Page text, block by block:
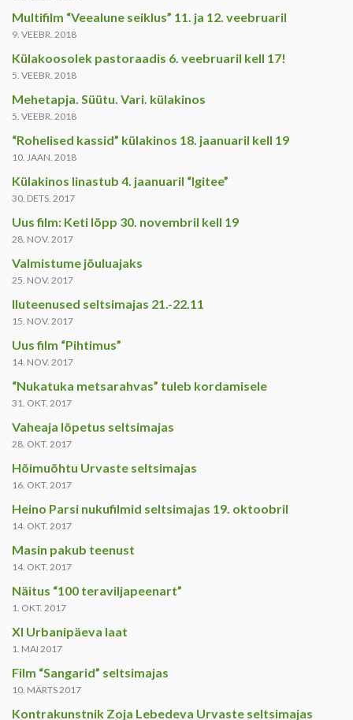
Multifilm “Veealune seiklus” 11. ja 12. veebruaril
9. VEEBR. 2018
Külakoosolek pastoraadis 6. veebruaril kell 17!
5. VEEBR. 2018
Mehetapja. Süütu. Vari. külakinos
5. VEEBR. 2018
“Rohelised kassid” külakinos 18. jaanuaril kell 19
10. JAAN. 2018
Külakinos linastub 4. jaanuaril “Igitee”
30. DETS. 2017
Uus film: Keti lõpp 30. novembril kell 19
28. NOV. 2017
Valmistume jõuluajaks
25. NOV. 2017
Iluteenused seltsimajas 21.-22.11
15. NOV. 2017
Uus film “Pihtimus”
14. NOV. 2017
“Nukatuka metsarahvas” tuleb kordamisele
31. OKT. 2017
Vaheaja lõpetus seltsimajas
28. OKT. 2017
Hõimuõhtu Urvaste seltsimajas
16. OKT. 2017
Heino Parsi nukufilmid seltsimajas 19. oktoobril
14. OKT. 2017
Masin pakub teenust
14. OKT. 2017
Näitus “100 teraviljapeenart”
1. OKT. 2017
XI Urbanipäeva laat
1. MAI 2017
Film “Sangarid” seltsimajas
10. MÄRTS 2017
Kontrakunstnik Zoja Lebedeva Urvaste seltsimajas